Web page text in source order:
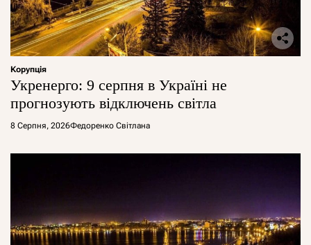
Корупція
Укренерго: 9 серпня в Україні не
прогнозують відключень світла
8 Серпня, 2026Федоренко Світлана